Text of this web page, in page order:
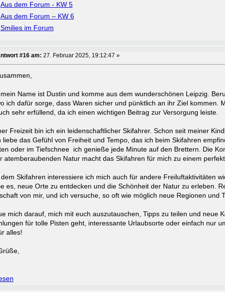
Aus dem Forum - KW 5
Aus dem Forum – KW 6
Smilies im Forum
#16 am: 27. Februar 2025, 19:12:47 »
Name ist Dustin und komme aus dem wunderschönen Leipzig.
ich dafür sorge, dass Waren sicher und pünktlich an ihr Ziel kommen.
sehr erfüllend, da ich einen wichtigen Beitrag zur Versorgung leiste.
Freizeit bin ich ein leidenschaftlicher Skifahrer. Schon seit meiner
liebe das Gefühl von Freiheit und Tempo, das ich beim Skifahren
oder im Tiefschnee ich genieße jede Minute auf den Brettern. Die
atemberaubenden Natur macht das Skifahren für mich zu einem
dem Skifahren interessiere ich mich auch für andere Freiluftaktivitäten
es, neue Orte zu entdecken und die Schönheit der Natur zu erleben.
von mir, und ich versuche, so oft wie möglich neue Regionen und
mich darauf, mich mit euch auszutauschen, Tipps zu teilen und neue
für tolle Pisten geht, interessante Urlaubsorte oder einfach nur
alles!